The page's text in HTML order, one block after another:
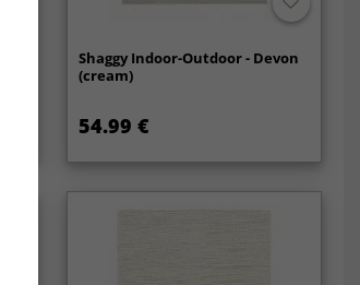
Shaggy Indoor-Outdoor - Devon
(cream)
54.99 €